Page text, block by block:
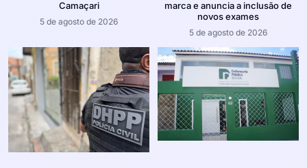
Camaçari
5 de agosto de 2026
marca e anuncia a inclusão de
novos exames
5 de agosto de 2026